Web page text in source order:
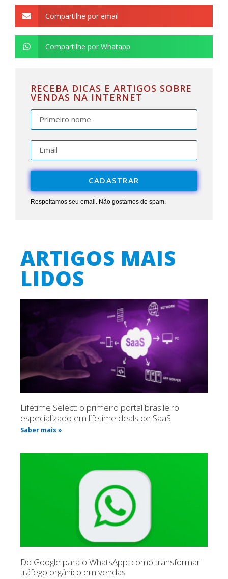
Compartilhe por email
Compartilhe por Whatapp
RECEBA DICAS E ARTIGOS SOBRE
VENDAS NA INTERNET
CADASTRAR
Respeitamos seu email. Não gostamos de spam.
ARTIGOS MAIS
LIDOS
Lifetime Select: o primeiro portal brasileiro
especializado em lifetime deals de SaaS
Saber mais »
Do Google para o WhatsApp: como transformar
tráfego orgânico em vendas